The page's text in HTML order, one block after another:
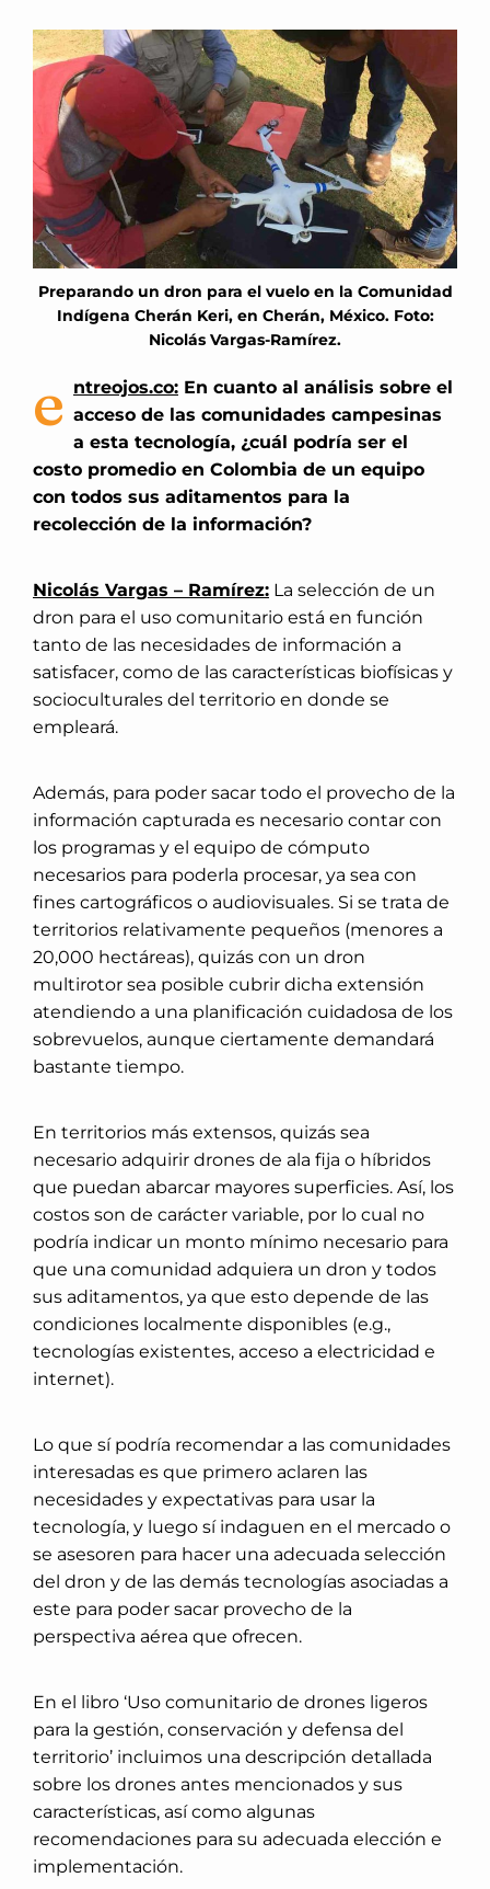
Preparando un dron para el vuelo en la Comunidad
Indígena Cherán Keri, en Cherán, México. Foto:
Nicolás Vargas-Ramírez.
e ntreojos.co: En cuanto al análisis sobre el
acceso de las comunidades campesinas
a esta tecnología, ¿cuál podría ser el
costo promedio en Colombia de un equipo
con todos sus aditamentos para la
recolección de la información?
Nicolás Vargas – Ramírez: La selección de un
dron para el uso comunitario está en función
tanto de las necesidades de información a
satisfacer, como de las características biofísicas y
socioculturales del territorio en donde se
empleará.
Además, para poder sacar todo el provecho de la
información capturada es necesario contar con
los programas y el equipo de cómputo
necesarios para poderla procesar, ya sea con
fines cartográficos o audiovisuales. Si se trata de
territorios relativamente pequeños (menores a
20,000 hectáreas), quizás con un dron
multirotor sea posible cubrir dicha extensión
atendiendo a una planificación cuidadosa de los
sobrevuelos, aunque ciertamente demandará
bastante tiempo.
En territorios más extensos, quizás sea
necesario adquirir drones de ala fija o híbridos
que puedan abarcar mayores superficies. Así, los
costos son de carácter variable, por lo cual no
podría indicar un monto mínimo necesario para
que una comunidad adquiera un dron y todos
sus aditamentos, ya que esto depende de las
condiciones localmente disponibles (e.g.,
tecnologías existentes, acceso a electricidad e
internet).
Lo que sí podría recomendar a las comunidades
interesadas es que primero aclaren las
necesidades y expectativas para usar la
tecnología, y luego sí indaguen en el mercado o
se asesoren para hacer una adecuada selección
del dron y de las demás tecnologías asociadas a
este para poder sacar provecho de la
perspectiva aérea que ofrecen.
En el libro ‘Uso comunitario de drones ligeros
para la gestión, conservación y defensa del
territorio’ incluimos una descripción detallada
sobre los drones antes mencionados y sus
características, así como algunas
recomendaciones para su adecuada elección e
implementación.